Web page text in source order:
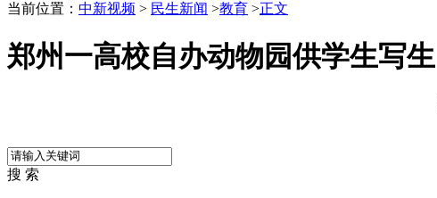
当前位置： 中新视频 > 民生新闻 >教育 >正文
郑州一高校自办动物园供学生写生
搜 索